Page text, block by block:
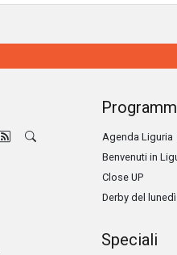
Agenda Liguria
Benvenuti in
Close UP
Derby del lunedì
Speciali